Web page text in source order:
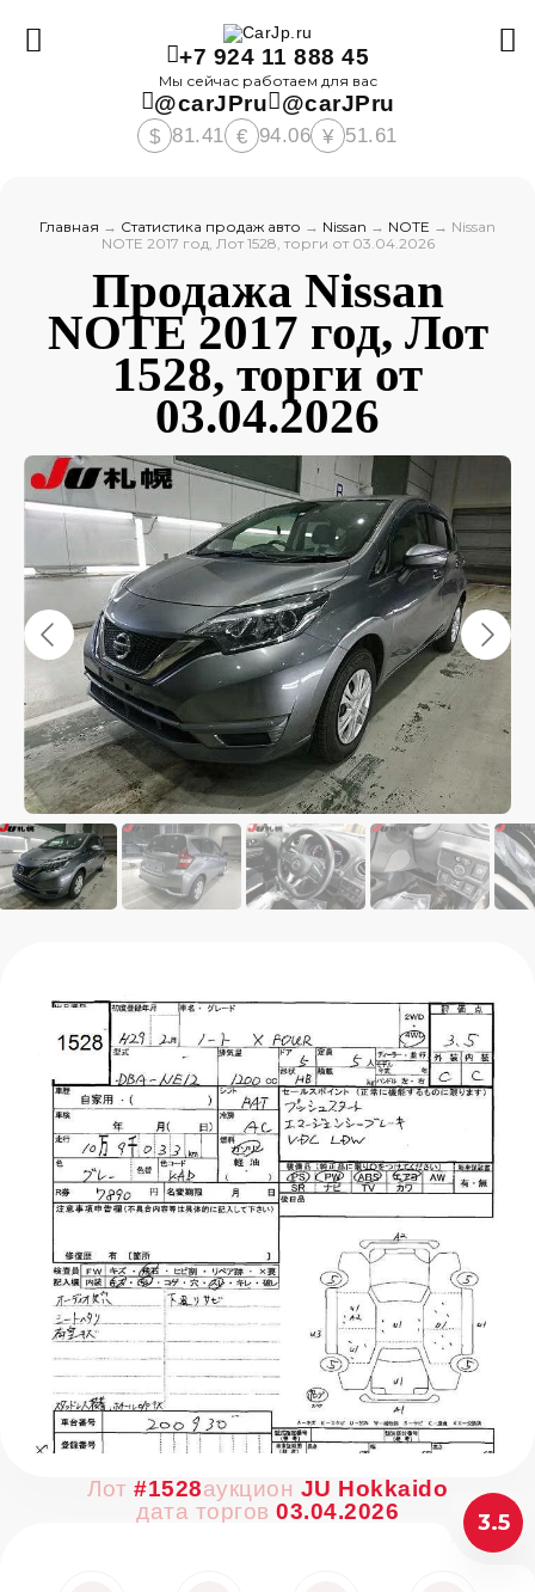
+7 924 11 888 45
Мы сейчас работаем для вас
@carJPru @carJPru
$ 81.41 € 94.06 ¥ 51.61
Главная → Статистика продаж авто → Nissan → NOTE → Nissan
NOTE 2017 год, Лот 1528, торги от 03.04.2026
Продажа Nissan
NOTE 2017 год, Лот
1528, торги от
03.04.2026
Лот #1528аукцион JU Hokkaido
дата торгов 03.04.2026 3.5